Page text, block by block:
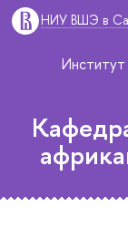
НИУ ВШЭ в
Институт